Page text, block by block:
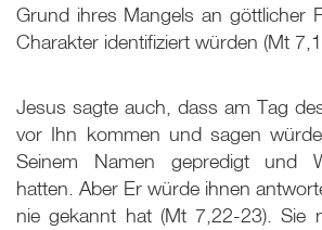
Grund ihres Mangels an göttlicher
Charakter identifiziert würden (Mt 7
Jesus sagte auch, dass am Tag
vor Ihn kommen und sagen
Seinem Namen gepredigt und
hatten. Aber Er würde ihnen
nie gekannt hat (Mt 7 ,22-23). Sie